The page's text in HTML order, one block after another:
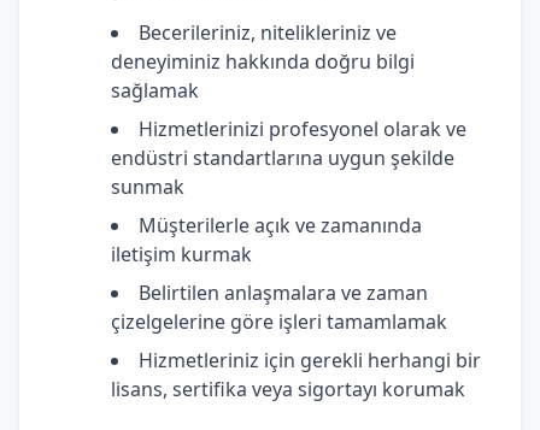
Becerileriniz, nitelikleriniz ve
deneyiminiz hakkında doğru bilgi
sağlamak
Hizmetlerinizi profesyonel olarak ve
endüstri standartlarına uygun şekilde
sunmak
Müşterilerle açık ve zamanında
iletişim kurmak
Belirtilen anlaşmalara ve zaman
çizelgelerine göre işleri tamamlamak
Hizmetleriniz için gerekli herhangi bir
lisans, sertifika veya sigortayı korumak